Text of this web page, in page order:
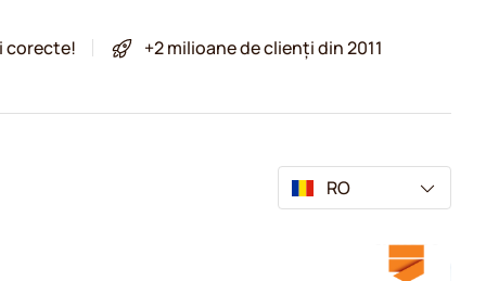
corecte! +2 milioane de clienți din 2011
RO